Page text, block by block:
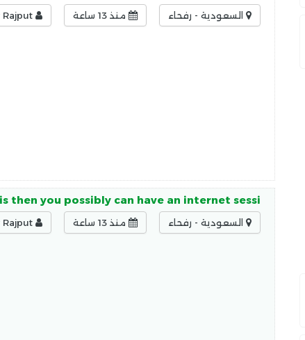
السعودية - رفحاء منذ 13 ساعة
you possibly can have an internet sessi
السعودية - رفحاء منذ 13 ساعة